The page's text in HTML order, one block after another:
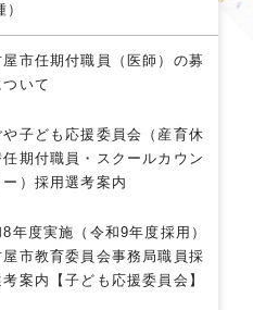
）
屋市任期付職員（医師）の募
いて
や子ども応援委員会（産育休
任期付職員・スクールカウン
ー）採用選考案内
年度実施（令和9年度採用）
屋市教育委員会事務局職員採
考案内【子ども応援委員会】